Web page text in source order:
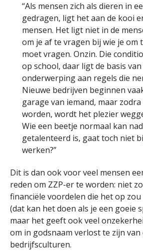
“Als mensen zich als dieren in
gedragen, ligt het aan de kooi
mensen. Het ligt niet in de
om je af te vragen bij wie je om
moet vragen. Onzin. Die
op school, daar ligt de basis
onderwerping aan regels die
Nieuwe bedrijven beginnen
garage van iemand, maar
worden, wordt het plezier
Wie een beetje normaal kan
getalenteerd is, gaat toch niet
werken?”
Dit is dan ook voor veel mensen
reden om ZZP-er te worden: niet
financiële voordelen die het op
(dat kan het doen als je een goeie
maar het geeft ook veel
om in godsnaam verlost te zijn
bedrijfsculturen.